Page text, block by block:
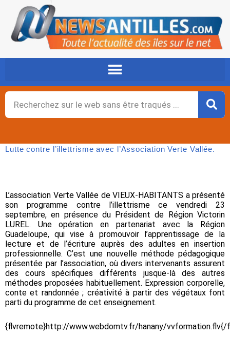
contenu
Rechercher
Lutte contre l’illettrisme avec l’Association Verte Vallée.
L’association Verte Vallée de VIEUX-HABITANTS a présenté
son programme contre l’illettrisme ce vendredi 23
septembre, en présence du Président de Région Victorin
LUREL. Une opération en partenariat avec la Région
Guadeloupe, qui vise à promouvoir l’apprentissage de la
lecture et de l’écriture auprès des adultes en insertion
professionnelle. C’est une nouvelle méthode pédagogique
présentée par l’association, où divers intervenants assurent
des cours spécifiques différents jusque-là des autres
méthodes proposées habituellement. Expression corporelle,
conte et randonnée ; créativité à partir des végétaux font
parti du programme de cet enseignement.
{flvremote}http://www.webdomtv.fr/hanany/vvformation.flv{/